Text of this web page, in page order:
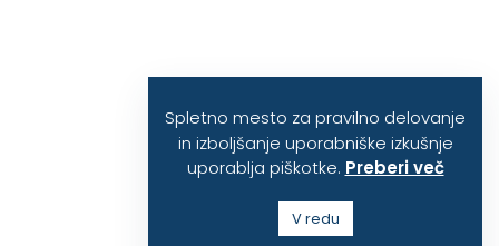
Spletno mesto za pravilno delovanje
in izboljšanje uporabniške izkušnje
uporablja piškotke. Preberi več
V redu